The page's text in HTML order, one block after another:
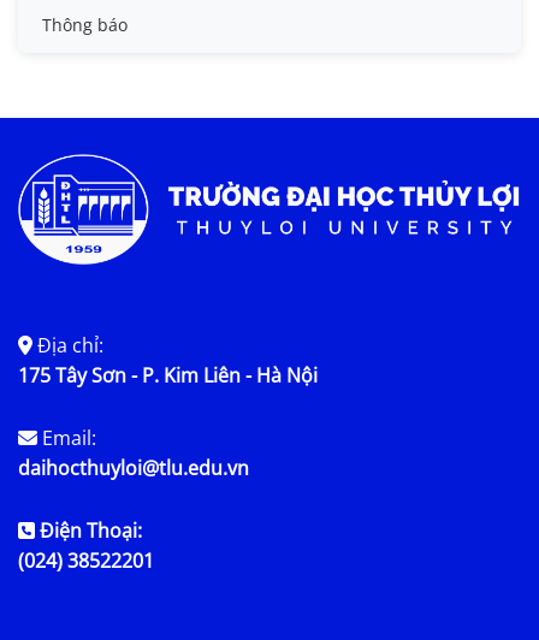
Tin đào tạo
Tin tức chung
Thông báo
Địa chỉ:
175 Tây Sơn - P. Kim Liên - Hà Nội
Email:
daihocthuyloi@tlu.edu.vn
Điện Thoại:
(024) 38522201